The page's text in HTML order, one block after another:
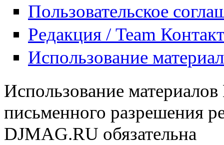
Пользовательское
Редакция / Team
Использование
Использование
письменного разрешения
DJMAG.RU обязательна